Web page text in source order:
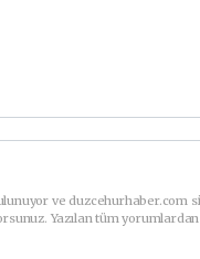
ve duzcehurhaber.com
Yazılan tüm